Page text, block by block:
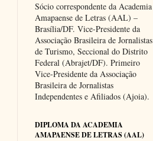
Sócio correspondente da Academia
Amapaense de Letras (AAL) –
Brasília/DF. Vice-Presidente da
Associação Brasileira de Jornalistas
de Turismo, Seccional do Distrito
Federal (Abrajet/DF). Primeiro
Vice-Presidente da Associação
Brasileira de Jornalistas
Independentes e Afiliados (Ajoia).
DIPLOMA DA ACADEMIA
AMAPAENSE DE LETRAS (AAL)